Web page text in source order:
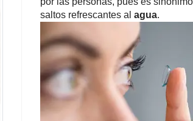
saltos refrescantes al agua.